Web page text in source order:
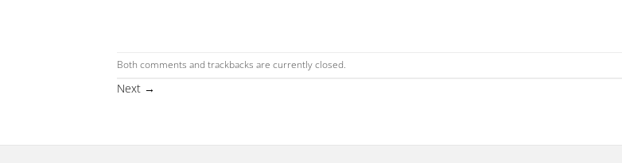
Both comments and trackbacks are currently closed.
Next →